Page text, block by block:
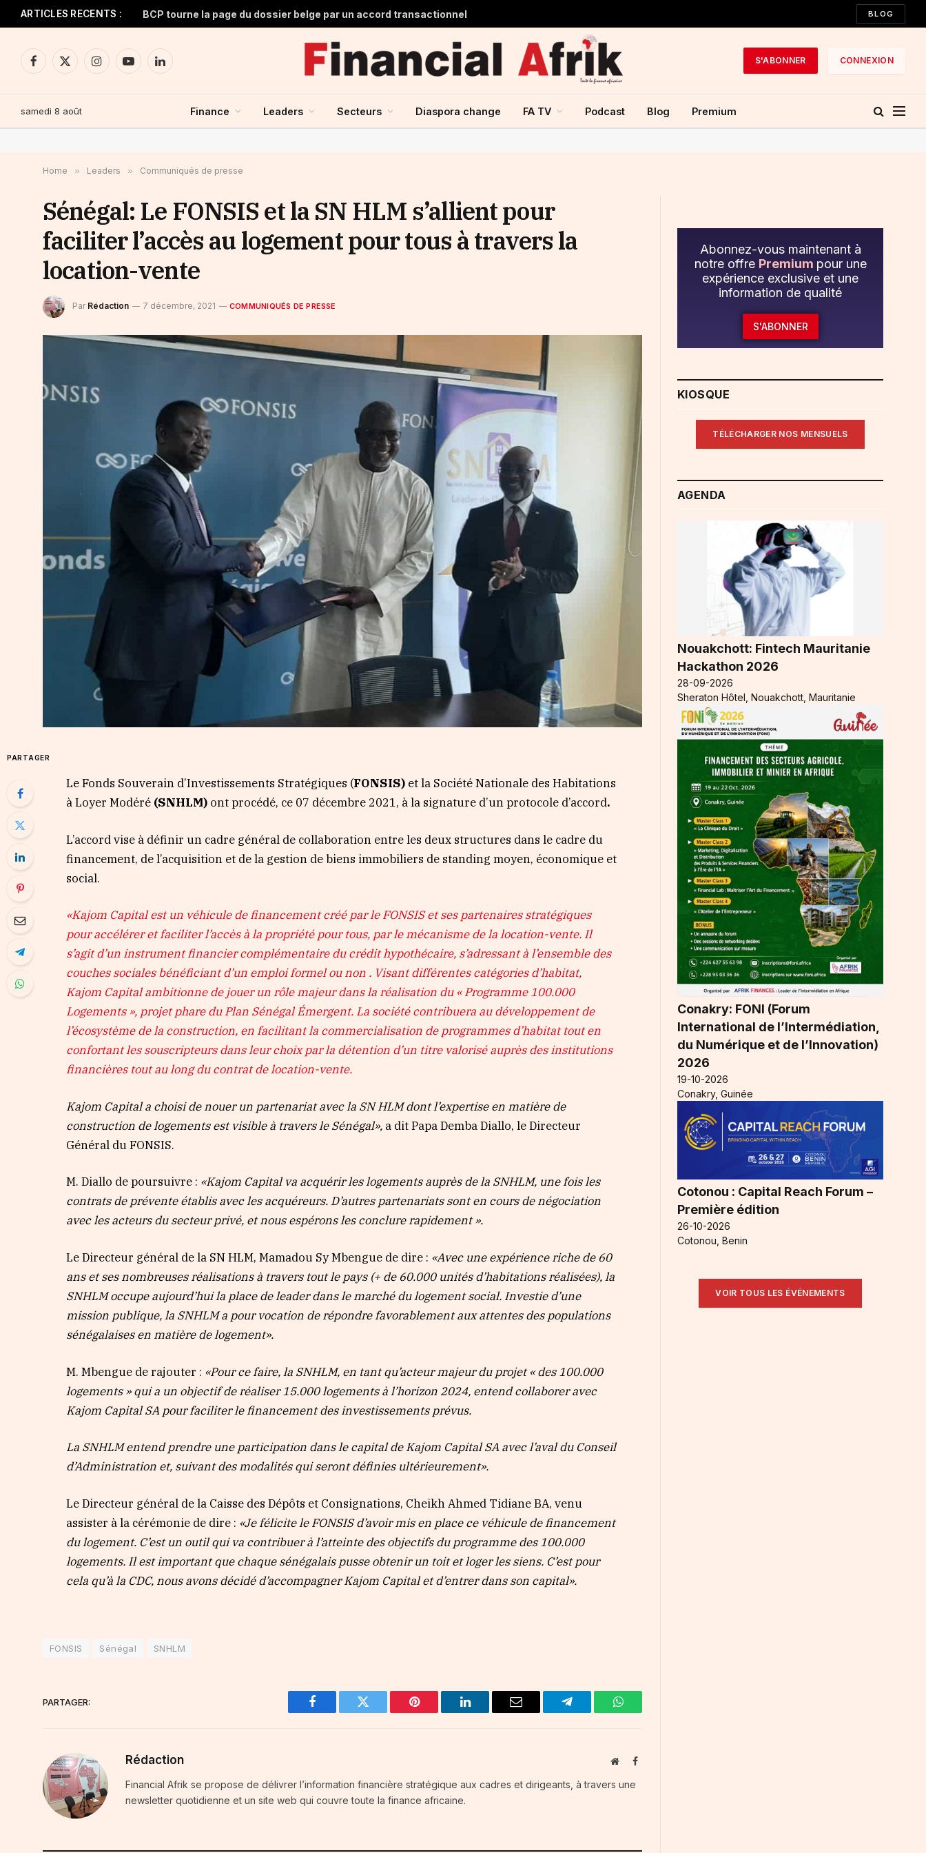
ARTICLES RECENTS : BCP tourne la page du dossier belge par un accord transactionnel BLOG
Facebook
X
InstagramYouTubeLinkedIn
S'ABONNER CONNEXION
samedi 8 août Finance Leaders Secteurs Diaspora change FA TV Podcast Blog Premium
Home » Leaders » Communiqués de presse
Sénégal: Le FONSIS et la SN HLM s’allient pour
faciliter l’accès au logement pour tous à travers la
location-vente
Par Rédaction 7 décembre, 2021 COMMUNIQUÉS DE PRESSE
PARTAGER
Le Fonds Souverain d’Investissements Stratégiques (FONSIS) et la Société Nationale des Habitations
à Loyer Modéré (SNHLM) ont procédé, ce 07 décembre 2021, à la signature d’un protocole d’accord.
L’accord vise à définir un cadre général de collaboration entre les deux structures dans le cadre du
financement, de l’acquisition et de la gestion de biens immobiliers de standing moyen, économique et
social.
«Kajom Capital est un véhicule de financement créé par le FONSIS et ses partenaires stratégiques
pour accélérer et faciliter l’accès à la propriété pour tous, par le mécanisme de la location-vente. Il
s’agit d’un instrument financier complémentaire du crédit hypothécaire, s’adressant à l’ensemble des
couches sociales bénéficiant d’un emploi formel ou non . Visant différentes catégories d’habitat,
Kajom Capital ambitionne de jouer un rôle majeur dans la réalisation du « Programme 100.000
Logements », projet phare du Plan Sénégal Émergent. La société contribuera au développement de
l’écosystème de la construction, en facilitant la commercialisation de programmes d’habitat tout en
confortant les souscripteurs dans leur choix par la détention d’un titre valorisé auprès des institutions
financières tout au long du contrat de location-vente.
Kajom Capital a choisi de nouer un partenariat avec la SN HLM dont l’expertise en matière de
construction de logements est visible à travers le Sénégal», a dit Papa Demba Diallo, le Directeur
Général du FONSIS.
M. Diallo de poursuivre : «Kajom Capital va acquérir les logements auprès de la SNHLM, une fois les
contrats de prévente établis avec les acquéreurs. D’autres partenariats sont en cours de négociation
avec les acteurs du secteur privé, et nous espérons les conclure rapidement ».
Le Directeur général de la SN HLM, Mamadou Sy Mbengue de dire : «Avec une expérience riche de 60
ans et ses nombreuses réalisations à travers tout le pays (+ de 60.000 unités d’habitations réalisées), la
SNHLM occupe aujourd’hui la place de leader dans le marché du logement social. Investie d’une
mission publique, la SNHLM a pour vocation de répondre favorablement aux attentes des populations
sénégalaises en matière de logement».
M. Mbengue de rajouter : «Pour ce faire, la SNHLM, en tant qu’acteur majeur du projet « des 100.000
logements » qui a un objectif de réaliser 15.000 logements à l’horizon 2024, entend collaborer avec
Kajom Capital SA pour faciliter le financement des investissements prévus.
La SNHLM entend prendre une participation dans le capital de Kajom Capital SA avec l’aval du Conseil
d’Administration et, suivant des modalités qui seront définies ultérieurement».
Le Directeur général de la Caisse des Dépôts et Consignations, Cheikh Ahmed Tidiane BA, venu
assister à la cérémonie de dire : «Je félicite le FONSIS d’avoir mis en place ce véhicule de financement
du logement. C’est un outil qui va contribuer à l’atteinte des objectifs du programme des 100.000
logements. Il est important que chaque sénégalais pusse obtenir un toit et loger les siens. C’est pour
cela qu’à la CDC, nous avons décidé d’accompagner Kajom Capital et d’entrer dans son capital».
FONSIS Sénégal SNHLM
PARTAGER:
Facebook Twitter Pinterest LinkedIn Email Telegram WhatsApp
Rédaction WebsiteFacebook
Financial Afrik se propose de délivrer l’information financière stratégique aux cadres et dirigeants, à travers une
newsletter quotidienne et un site web qui couvre toute la finance africaine.
Abonnez-vous maintenant à
notre offre Premium pour une
expérience exclusive et une
information de qualité
S'ABONNER
KIOSQUE
TÉLÉCHARGER NOS MENSUELS
AGENDA
Nouakchott: Fintech Mauritanie
Hackathon 2026
28-09-2026
Sheraton Hôtel, Nouakchott, Mauritanie
Conakry: FONI (Forum
International de l’Intermédiation,
du Numérique et de l’Innovation)
2026
19-10-2026
Conakry, Guinée
Cotonou : Capital Reach Forum –
Première édition
26-10-2026
Cotonou, Benin
VOIR TOUS LES ÉVÉNEMENTS